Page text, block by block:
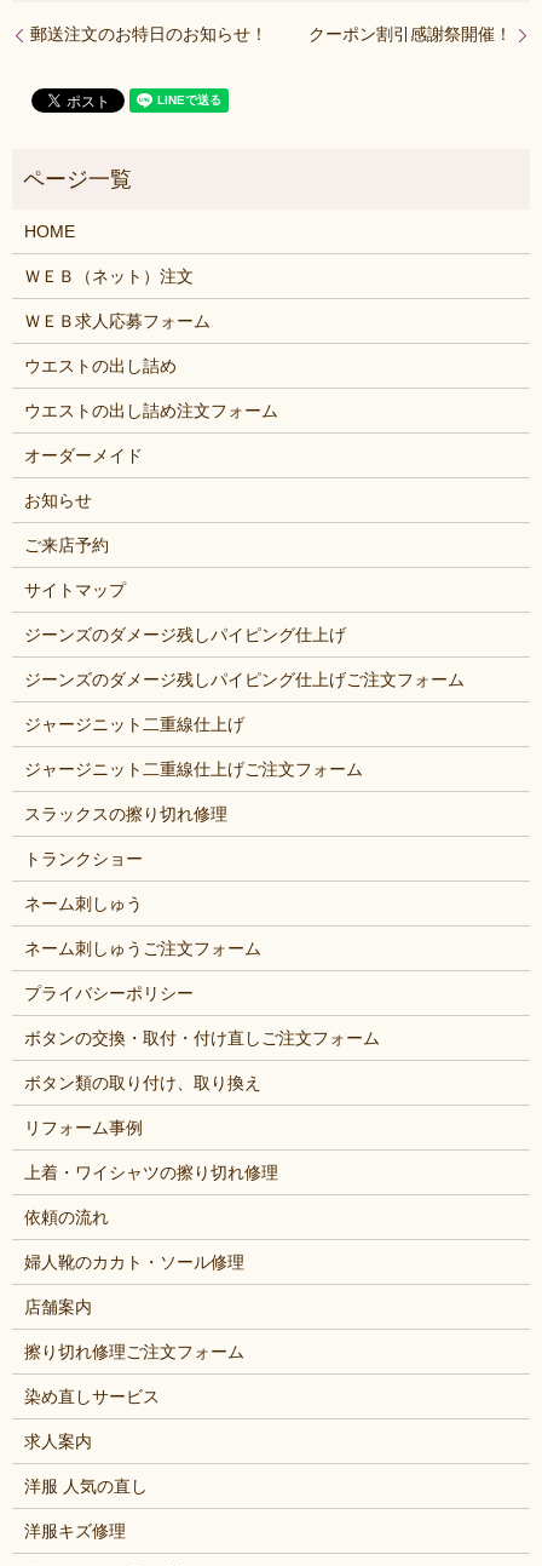
郵送注文のお特日のお知らせ！ クーポン割引感謝祭開催！
HOME
ＷＥＢ（ネット）注文
ＷＥＢ求人応募フォーム
ウエストの出し詰め
ウエストの出し詰め注文フォーム
オーダーメイド
お知らせ
ご来店予約
サイトマップ
ジーンズのダメージ残しパイピング仕上げ
ジーンズのダメージ残しパイピング仕上げご注文フォーム
ジャージニット二重線仕上げ
ジャージニット二重線仕上げご注文フォーム
スラックスの擦り切れ修理
トランクショー
ネーム刺しゅう
ネーム刺しゅうご注文フォーム
プライバシーポリシー
ボタンの交換・取付・付け直しご注文フォーム
ボタン類の取り付け、取り換え
リフォーム事例
上着・ワイシャツの擦り切れ修理
依頼の流れ
婦人靴のカカト・ソール修理
店舗案内
擦り切れ修理ご注文フォーム
染め直しサービス
求人案内
洋服 人気の直し
洋服キズ修理